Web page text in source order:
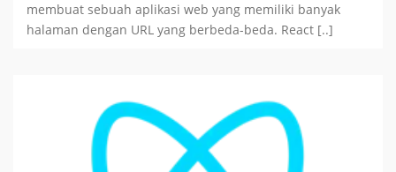
membuat sebuah aplikasi web yang memiliki banyak
halaman dengan URL yang berbeda-beda. React [..]